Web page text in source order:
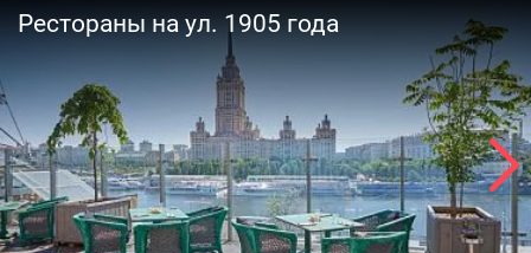
Рестораны на ул. 1905 года